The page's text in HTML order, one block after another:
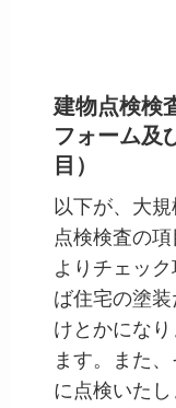
建物点検検
フォーム及
目）
以下が、大
点検検査の
よりチェッ
ば住宅の塗
けとかにな
ます。また
に点検いたし